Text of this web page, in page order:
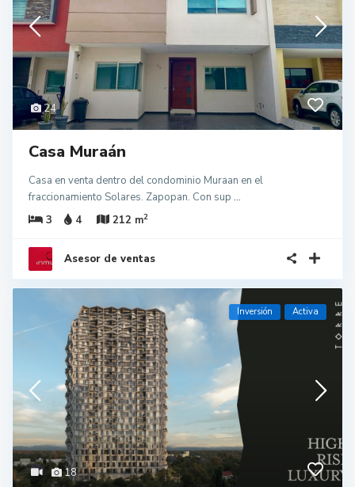
24
Casa Muraán
Casa en venta dentro del condominio Muraan en el
fraccionamiento Solares. Zapopan. Con sup ...
3
4 212 m2
Asesor de ventas
18
Inversión Activa